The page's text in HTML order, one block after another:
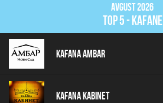
Avgust 2026
top 5 - kafane
Kafana Ambar
Kafana Kabinet